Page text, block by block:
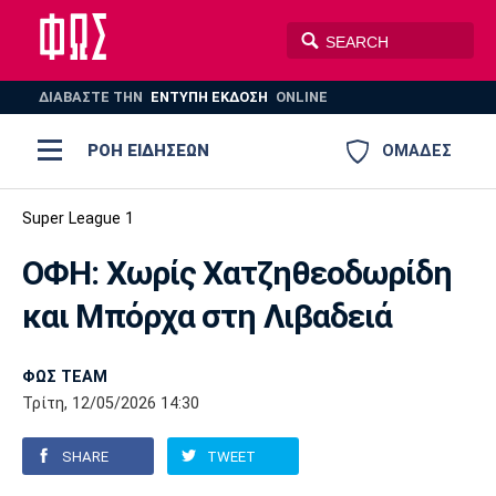
ΔΙΑΒΑΣΤΕ THN ΕΝΤΥΠΗ ΕΚΔΟΣΗ ONLINE
ΟΜΑΔΕΣ
ΡΟΗ ΕΙΔΗΣΕΩΝ
ΠΟΔΟΣΦΑΙΡΟ
ΠΟΛΟ
AUTO-MOTO
Ποδόσφαιρο
Super League 1
Super League 2
Γ Εθνική
Ελλάδα
Μπάσκετ
Ελλάδα
Εθνική
EuroLeague
Ολυμπιακοί Αγώνες
Βόλεϊ
Πόλο
Ολυμπιακός ΑΕΚ ΠΑΟΚ
Παναθηναϊκός Ατρόμητος
Super League 1
ΟΦΗ: Χωρίς Χατζηθεοδωρίδη
και Μπόρχα στη Λιβαδειά
ΦΩΣ TEAM
Τρίτη, 12/05/2026 14:30
SHARE TWEET